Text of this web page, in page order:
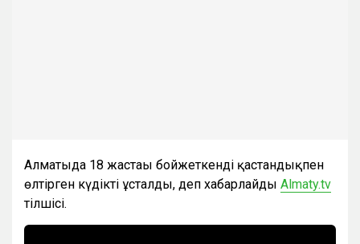
Алматыда 18 жастағы бойжеткенді қастандықпен
өлтірген күдікті ұсталды, деп хабарлайды Almaty.tv
тілшісі.